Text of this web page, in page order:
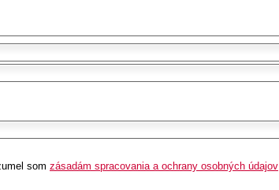
som zásadám spracovania a ochrany osobných údajov